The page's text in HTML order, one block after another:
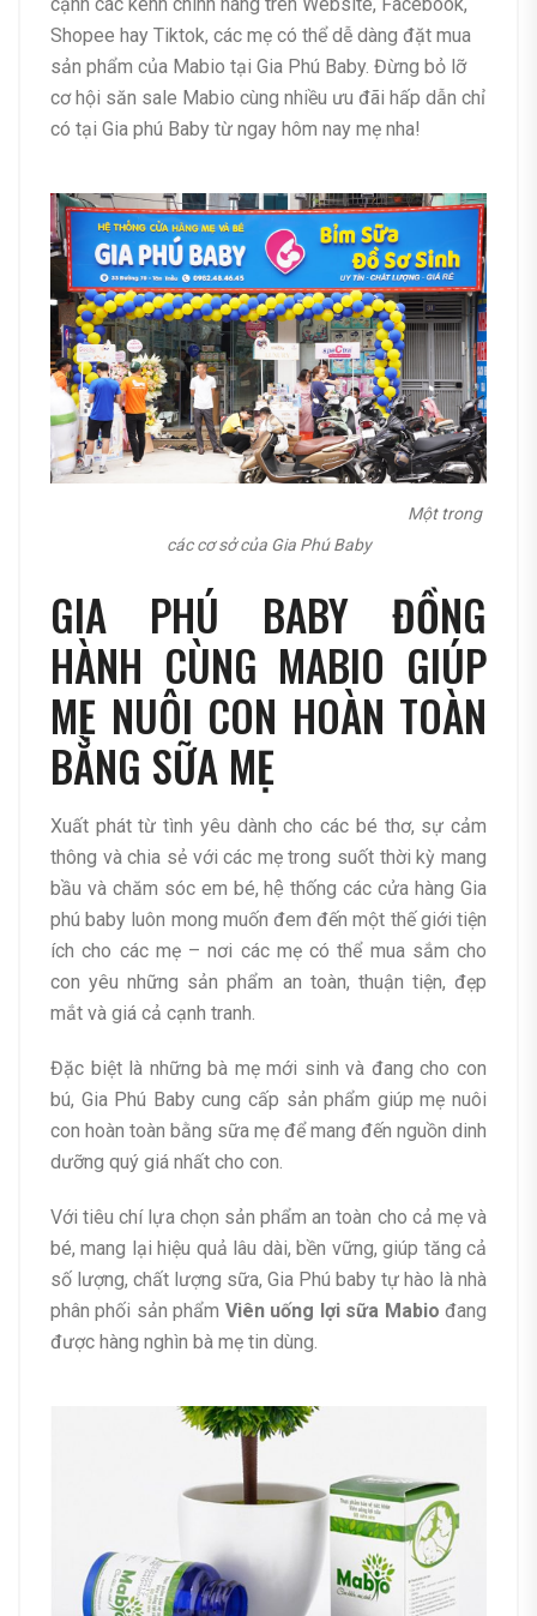
Shopee hay Tiktok, các mẹ có thể dễ dàng đặt mua
sản phẩm của Mabio tại Gia Phú Baby. Đừng bỏ lỡ
cơ hội săn sale Mabio cùng nhiều ưu đãi hấp dẫn chỉ
có tại Gia phú Baby từ ngay hôm nay mẹ nha!
Một trong
các cơ sở của Gia Phú Baby
GIA PHÚ BABY ĐỒNG
HÀNH CÙNG MABIO GIÚP
MẸ NUÔI CON HOÀN TOÀN
BẰNG SỮA MẸ
Xuất phát từ tình yêu dành cho các bé thơ, sự cảm
thông và chia sẻ với các mẹ trong suốt thời kỳ mang
bầu và chăm sóc em bé, hệ thống các cửa hàng Gia
phú baby luôn mong muốn đem đến một thế giới tiện
ích cho các mẹ – nơi các mẹ có thể mua sắm cho
con yêu những sản phẩm an toàn, thuận tiện, đẹp
mắt và giá cả cạnh tranh.
Đặc biệt là những bà mẹ mới sinh và đang cho con
bú, Gia Phú Baby cung cấp sản phẩm giúp mẹ nuôi
con hoàn toàn bằng sữa mẹ để mang đến nguồn dinh
dưỡng quý giá nhất cho con.
Với tiêu chí lựa chọn sản phẩm an toàn cho cả mẹ và
bé, mang lại hiệu quả lâu dài, bền vững, giúp tăng cả
số lượng, chất lượng sữa, Gia Phú baby tự hào là nhà
phân phối sản phẩm Viên uống lợi sữa Mabio đang
được hàng nghìn bà mẹ tin dùng.